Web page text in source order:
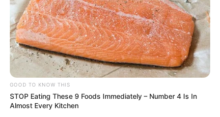
GOOD TO KNOW THIS
STOP Eating These 9 Foods Immediately – Number 4 Is In
Almost Every Kitchen